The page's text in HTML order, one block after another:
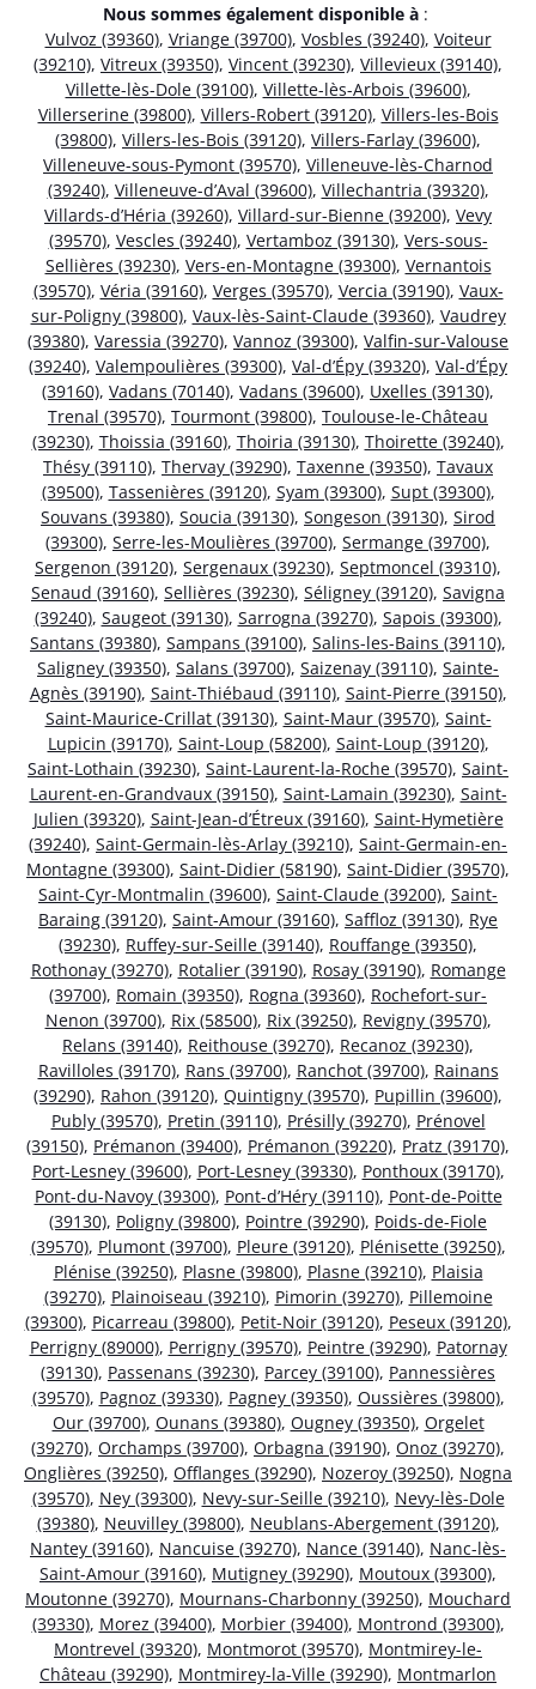
Nous sommes également disponible à :
Vulvoz (39360), Vriange (39700), Vosbles (39240), Voiteur
(39210), Vitreux (39350), Vincent (39230), Villevieux (39140),
Villette-lès-Dole (39100), Villette-lès-Arbois (39600),
Villerserine (39800), Villers-Robert (39120), Villers-les-Bois
(39800), Villers-les-Bois (39120), Villers-Farlay (39600),
Villeneuve-sous-Pymont (39570), Villeneuve-lès-Charnod
(39240), Villeneuve-d’Aval (39600), Villechantria (39320),
Villards-d’Héria (39260), Villard-sur-Bienne (39200), Vevy
(39570), Vescles (39240), Vertamboz (39130), Vers-sous-
Sellières (39230), Vers-en-Montagne (39300), Vernantois
(39570), Véria (39160), Verges (39570), Vercia (39190), Vaux-
sur-Poligny (39800), Vaux-lès-Saint-Claude (39360), Vaudrey
(39380), Varessia (39270), Vannoz (39300), Valfin-sur-Valouse
(39240), Valempoulières (39300), Val-d’Épy (39320), Val-d’Épy
(39160), Vadans (70140), Vadans (39600), Uxelles (39130),
Trenal (39570), Tourmont (39800), Toulouse-le-Château
(39230), Thoissia (39160), Thoiria (39130), Thoirette (39240),
Thésy (39110), Thervay (39290), Taxenne (39350), Tavaux
(39500), Tassenières (39120), Syam (39300), Supt (39300),
Souvans (39380), Soucia (39130), Songeson (39130), Sirod
(39300), Serre-les-Moulières (39700), Sermange (39700),
Sergenon (39120), Sergenaux (39230), Septmoncel (39310),
Senaud (39160), Sellières (39230), Séligney (39120), Savigna
(39240), Saugeot (39130), Sarrogna (39270), Sapois (39300),
Santans (39380), Sampans (39100), Salins-les-Bains (39110),
Saligney (39350), Salans (39700), Saizenay (39110), Sainte-
Agnès (39190), Saint-Thiébaud (39110), Saint-Pierre (39150),
Saint-Maurice-Crillat (39130), Saint-Maur (39570), Saint-
Lupicin (39170), Saint-Loup (58200), Saint-Loup (39120),
Saint-Lothain (39230), Saint-Laurent-la-Roche (39570), Saint-
Laurent-en-Grandvaux (39150), Saint-Lamain (39230), Saint-
Julien (39320), Saint-Jean-d’Étreux (39160), Saint-Hymetière
(39240), Saint-Germain-lès-Arlay (39210), Saint-Germain-en-
Montagne (39300), Saint-Didier (58190), Saint-Didier (39570),
Saint-Cyr-Montmalin (39600), Saint-Claude (39200), Saint-
Baraing (39120), Saint-Amour (39160), Saffloz (39130), Rye
(39230), Ruffey-sur-Seille (39140), Rouffange (39350),
Rothonay (39270), Rotalier (39190), Rosay (39190), Romange
(39700), Romain (39350), Rogna (39360), Rochefort-sur-
Nenon (39700), Rix (58500), Rix (39250), Revigny (39570),
Relans (39140), Reithouse (39270), Recanoz (39230),
Ravilloles (39170), Rans (39700), Ranchot (39700), Rainans
(39290), Rahon (39120), Quintigny (39570), Pupillin (39600),
Publy (39570), Pretin (39110), Présilly (39270), Prénovel
(39150), Prémanon (39400), Prémanon (39220), Pratz (39170),
Port-Lesney (39600), Port-Lesney (39330), Ponthoux (39170),
Pont-du-Navoy (39300), Pont-d’Héry (39110), Pont-de-Poitte
(39130), Poligny (39800), Pointre (39290), Poids-de-Fiole
(39570), Plumont (39700), Pleure (39120), Plénisette (39250),
Plénise (39250), Plasne (39800), Plasne (39210), Plaisia
(39270), Plainoiseau (39210), Pimorin (39270), Pillemoine
(39300), Picarreau (39800), Petit-Noir (39120), Peseux (39120),
Perrigny (89000), Perrigny (39570), Peintre (39290), Patornay
(39130), Passenans (39230), Parcey (39100), Pannessières
(39570), Pagnoz (39330), Pagney (39350), Oussières (39800),
Our (39700), Ounans (39380), Ougney (39350), Orgelet
(39270), Orchamps (39700), Orbagna (39190), Onoz (39270),
Onglières (39250), Offlanges (39290), Nozeroy (39250), Nogna
(39570), Ney (39300), Nevy-sur-Seille (39210), Nevy-lès-Dole
(39380), Neuvilley (39800), Neublans-Abergement (39120),
Nantey (39160), Nancuise (39270), Nance (39140), Nanc-lès-
Saint-Amour (39160), Mutigney (39290), Moutoux (39300),
Moutonne (39270), Mournans-Charbonny (39250), Mouchard
(39330), Morez (39400), Morbier (39400), Montrond (39300),
Montrevel (39320), Montmorot (39570), Montmirey-le-
Château (39290), Montmirey-la-Ville (39290), Montmarlon